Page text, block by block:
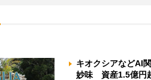
キオクシアなどAI
妙味 資産1.5億円